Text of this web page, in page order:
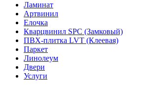
Ламинат
Артвинил
Елочка
Кварцвинил SPC (Замковый)
ПВХ-плитка LVT (Клеевая)
Паркет
Линолеум
Двери
Услуги